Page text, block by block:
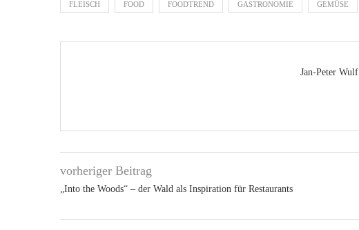
FLEISCH FOOD FOODTREND GASTRONOMIE GEMÜSE
Jan-Peter Wulf
vorheriger Beitrag
„Into the Woods“ – der Wald als Inspiration für Restaurants